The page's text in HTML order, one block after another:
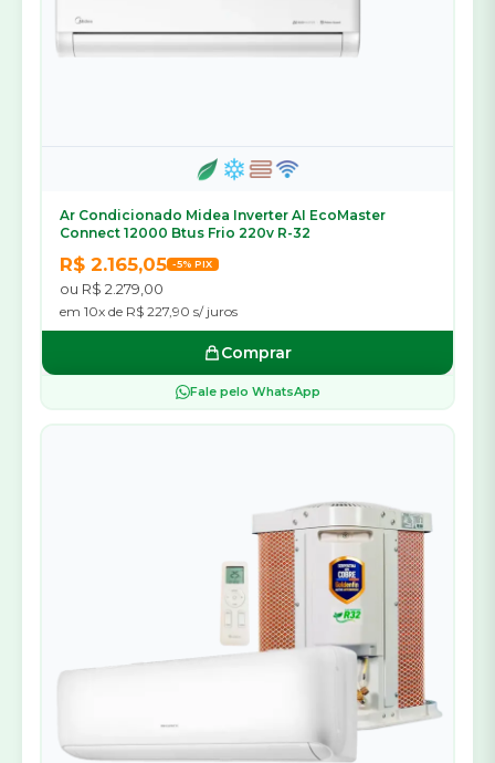
Ar Condicionado Midea Inverter AI EcoMaster
Connect 12000 Btus Frio 220v R-32
R$ 2.165,05 -5% PIX
ou R$ 2.279,00
em 10x de R$ 227,90 s/ juros
Comprar
Fale pelo WhatsApp